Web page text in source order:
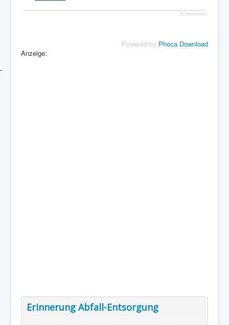
JComments
Powered by Phoca Download
Anzeige:
Erinnerung Abfall-Entsorgung